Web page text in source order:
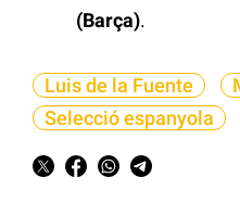
(Barça).
Luis de la Fuente
Selecció espanyola